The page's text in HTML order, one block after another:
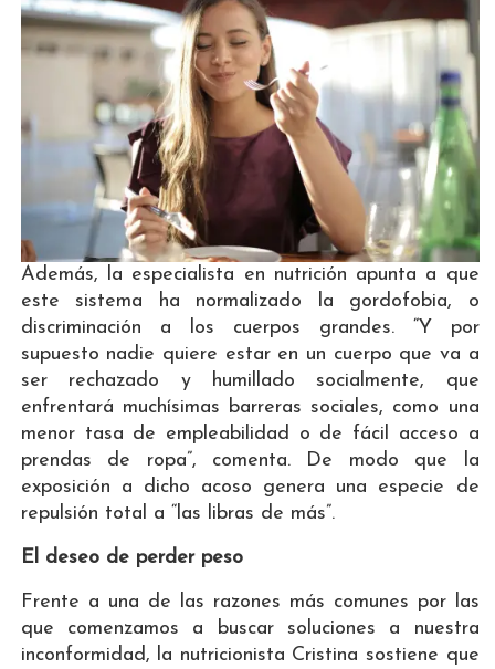
Además, la especialista en nutrición apunta a que
este sistema ha normalizado la gordofobia, o
discriminación a los cuerpos grandes. “Y por
supuesto nadie quiere estar en un cuerpo que va a
ser rechazado y humillado socialmente, que
enfrentará muchísimas barreras sociales, como una
menor tasa de empleabilidad o de fácil acceso a
prendas de ropa”, comenta. De modo que la
exposición a dicho acoso genera una especie de
repulsión total a “las libras de más”.
El deseo de perder peso
Frente a una de las razones más comunes por las
que comenzamos a buscar soluciones a nuestra
inconformidad, la nutricionista Cristina sostiene que